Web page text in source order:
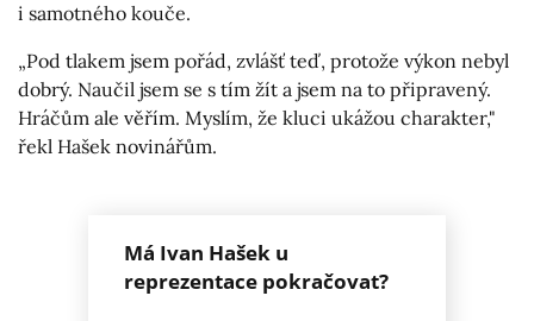
i samotného kouče.
„Pod tlakem jsem pořád, zvlášť teď, protože výkon nebyl
dobrý. Naučil jsem se s tím žít a jsem na to připravený.
Hráčům ale věřím. Myslím, že kluci ukážou charakter,"
řekl Hašek novinářům.
Má Ivan Hašek u
reprezentace pokračovat?